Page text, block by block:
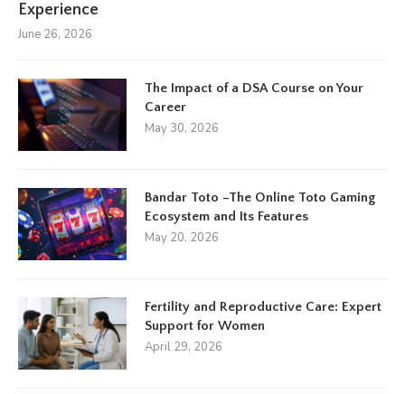
Experience
June 26, 2026
The Impact of a DSA Course on Your
Career
May 30, 2026
Bandar Toto –The Online Toto Gaming
Ecosystem and Its Features
May 20, 2026
Fertility and Reproductive Care: Expert
Support for Women
April 29, 2026